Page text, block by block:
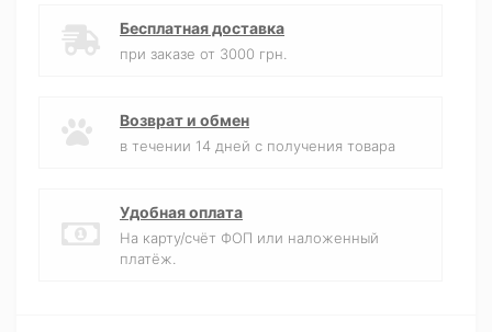
Бесплатная доставка
при заказе от 3000 грн.
Возврат и обмен
в течении 14 дней с получения товара
Удобная оплата
На карту/счёт ФОП или наложенный
платёж.